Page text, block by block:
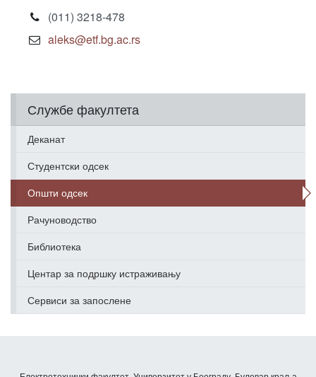
Службе факултета
Деканат
Студентски одсек
Општи одсек
Рачуноводство
Библиотека
Центар за подршку истраживању
Сервиси за запослене
(011) 3218-478
aleks@etf.bg.ac.rs